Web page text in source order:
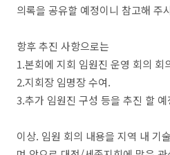
의록을 공유할 예정이니 참고해 주
항후 추진 사항으로는
1.본회에 지회 임원진 운영 회의 회
2.지회장 임명장 수여.
3.추가 임원진 구성 등을 추진 할 예
이상. 임원 회의 내용을 지역 내 기